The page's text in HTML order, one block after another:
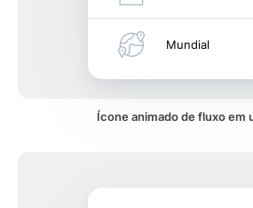
Mundial
Ícone animado de fluxo em